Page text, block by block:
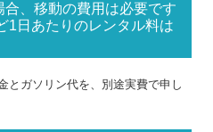
、移動の費用は必要です
1日あたりのレンタル料は
とガソリン代を、別途実費で申し